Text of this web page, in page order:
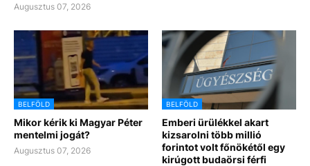
Augusztus 07, 2026
BELFÖLD
Mikor kérik ki Magyar Péter
mentelmi jogát?
Augusztus 07, 2026
BELFÖLD
Emberi ürülékkel akart
kizsarolni több millió
forintot volt főnökétől egy
kirúgott budaörsi férfi